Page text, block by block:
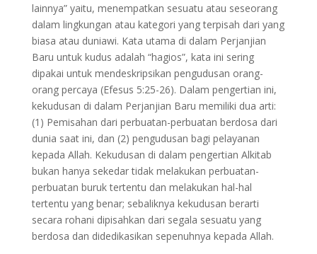
lainnya” yaitu, menempatkan sesuatu atau seseorang
dalam lingkungan atau kategori yang terpisah dari yang
biasa atau duniawi. Kata utama di dalam Perjanjian
Baru untuk kudus adalah “hagios”, kata ini sering
dipakai untuk mendeskripsikan pengudusan orang-
orang percaya (Efesus 5:25-26). Dalam pengertian ini,
kekudusan di dalam Perjanjian Baru memiliki dua arti:
(1) Pemisahan dari perbuatan-perbuatan berdosa dari
dunia saat ini, dan (2) pengudusan bagi pelayanan
kepada Allah. Kekudusan di dalam pengertian Alkitab
bukan hanya sekedar tidak melakukan perbuatan-
perbuatan buruk tertentu dan melakukan hal-hal
tertentu yang benar; sebaliknya kekudusan berarti
secara rohani dipisahkan dari segala sesuatu yang
berdosa dan didedikasikan sepenuhnya kepada Allah.